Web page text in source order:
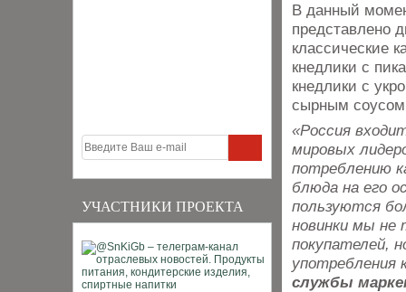
УЧАСТНИКИ ПРОЕКТА
В данный
представлено
классические
кнедлики с
кнедлики с
сырным
«Россия
мировых
потреблению
блюда на его
пользуются
новинки мы не
покупателей,
употребления
службы